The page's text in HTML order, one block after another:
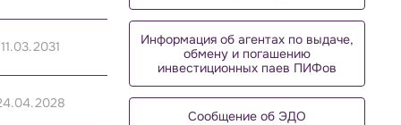
Информация об агентах по выдаче,
обмену и погашению
инвестиционных паев ПИФов
Сообщение об ЭДО